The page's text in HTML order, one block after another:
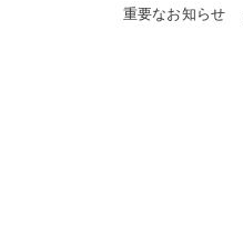
重要なお知らせ